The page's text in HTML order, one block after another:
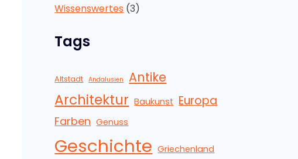
Wissenswertes (3)
Tags
Altstadt Andalusien Antike
Architektur Baukunst Europa
Farben Genuss
Geschichte Griechenland